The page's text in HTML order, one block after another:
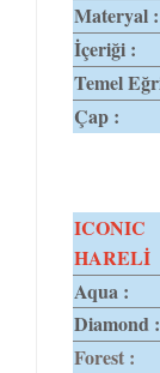
Materyal :
İçeriği :
Temel
Çap :
ICONIC
HARELİ
Aqua :
Diamond :
Forest :